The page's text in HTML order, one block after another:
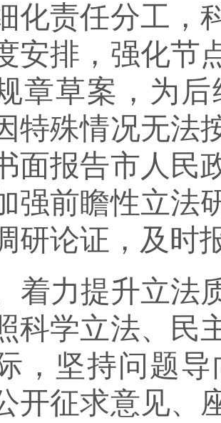
化责任分工，
安排，强化节
章草案，为
特殊情况无法
面报告市人民
强前瞻性立法
研论证，及时
着力提升立法
科学立法、民
，坚持问题
开征求意见、